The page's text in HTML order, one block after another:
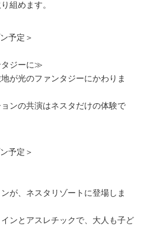
組めます。
予定＞
のファンタジーに≫
が光のファンタジーにかわりま
ンの共演はネスタだけの体験で
予定＞
が、ネスタリゾートに登場しま
ンとアスレチックで、大人も子ど